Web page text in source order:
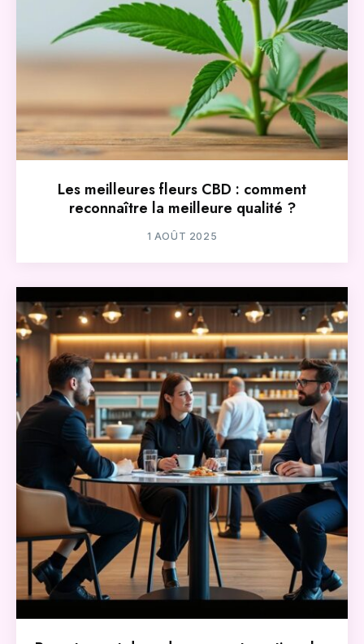
Les meilleures fleurs CBD : comment
reconnaître la meilleure qualité ?
1 AOÛT 2025